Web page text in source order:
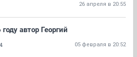
26 апреля в 20:55
автор Георгий
05 февраля в 20:52